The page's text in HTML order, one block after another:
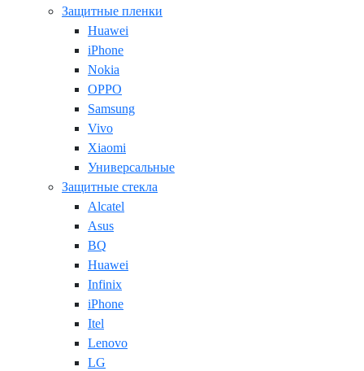
Защитные пленки
Huawei
iPhone
Nokia
OPPO
Samsung
Vivo
Xiaomi
Универсальные
Защитные стекла
Alcatel
Asus
BQ
Huawei
Infinix
iPhone
Itel
Lenovo
LG